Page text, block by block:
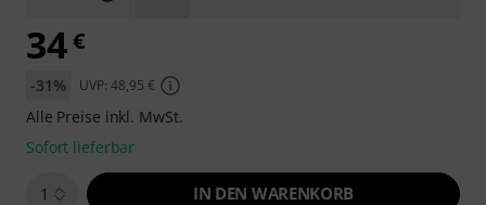
34€
-31% UVP: 48,95 €
Alle Preise inkl. MwSt.
Sofort lieferbar
1 IN DEN WARENKORB